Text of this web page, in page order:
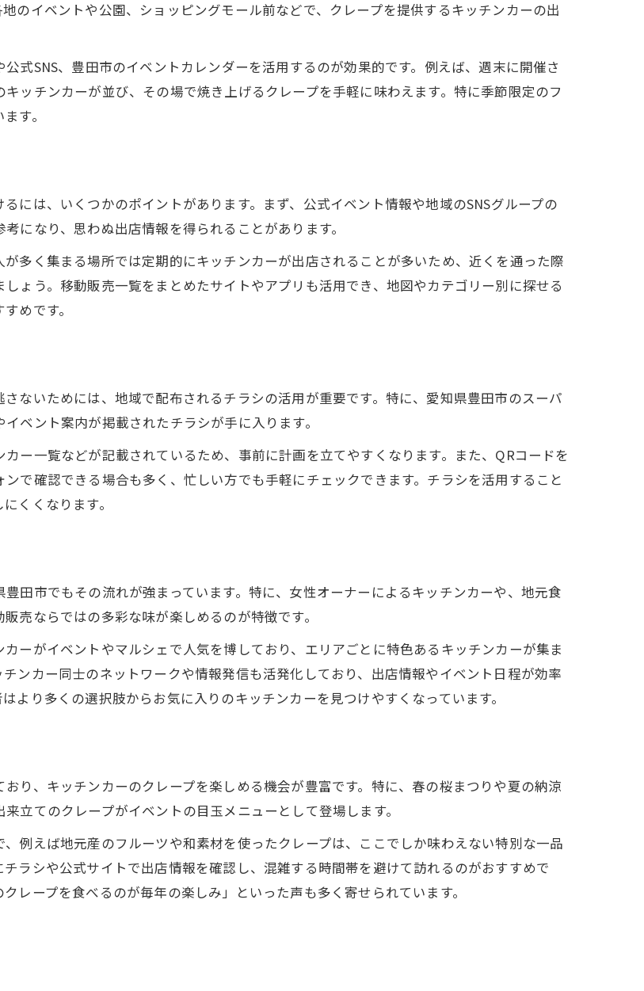
探しならチラシ活用が鍵になる理由
市イベントの最新情報をチラシでチェック
ープ好きに役立つイベントチラシの活用法
販売一覧をチラシで比較するメリット
喫するキッチンカー体験のすすめ
でキッチンカー巡りの楽しさを体感しよう
もと一緒に味わうクレープのおすすめ体験
動販売を家族イベントに活用するポイント
市で家族に人気のキッチンカーの特徴
ントで親子が楽しむクレープの魅力
販売クレープの選び方と楽しみ方
会にもおすすめのキッチンカークレープ
トレンドのクレープを豊田市で体験
や友人と楽しむ注目のクレープ店舗
目！移動販売で広がる新しい出会い
に人気のクレープイベントに参加しよう
チンカー出店がもたらす出会いと発見
エリア女子注目の移動販売スポット特集
のイベントや公園、ショッピングモール前などで、クレープを提供するキッチンカーの出
式SNS、豊田市のイベントカレンダーを活用するのが効果的です。例えば、週末に開催さ
ッチンカーが並び、その場で焼き上げるクレープを手軽に味わえます。特に季節限定のフ
す。
には、いくつかのポイントがあります。まず、公式イベント情報や地域のSNSグループの
になり、思わぬ出店情報を得られることがあります。
多く集まる場所では定期的にキッチンカーが出店されることが多いため、近くを通った際
ょう。移動販売一覧をまとめたサイトやアプリも活用でき、地図やカテゴリー別に探せる
めです。
ないためには、地域で配布されるチラシの活用が重要です。特に、愛知県豊田市のスーパ
ベント案内が掲載されたチラシが手に入ります。
ー一覧などが記載されているため、事前に計画を立てやすくなります。また、QRコードを
で確認できる場合も多く、忙しい方でも手軽にチェックできます。チラシを活用すること
くくなります。
田市でもその流れが強まっています。特に、女性オーナーによるキッチンカーや、地元食
売ならではの多彩な味が楽しめるのが特徴です。
ーがイベントやマルシェで人気を博しており、エリアごとに特色あるキッチンカーが集ま
ンカー同士のネットワークや情報発信も活発化しており、出店情報やイベント日程が効率
より多くの選択肢からお気に入りのキッチンカーを見つけやすくなっています。
り、キッチンカーのクレープを楽しめる機会が豊富です。特に、春の桜まつりや夏の納涼
立てのクレープがイベントの目玉メニューとして登場します。
例えば地元産のフルーツや和素材を使ったクレープは、ここでしか味わえない特別な一品
ラシや公式サイトで出店情報を確認し、混雑する時間帯を避けて訪れるのがおすすめで
レープを食べるのが毎年の楽しみ」といった声も多く寄せられています。